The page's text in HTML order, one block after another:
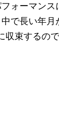
ォーマン
で長い年月
収束するので